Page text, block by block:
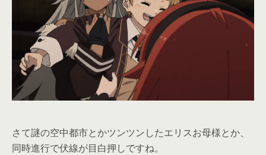
さて謎の空中都市とかツンツンしたエリスお母様とか、
同時進行で伏線が目白押しですね。